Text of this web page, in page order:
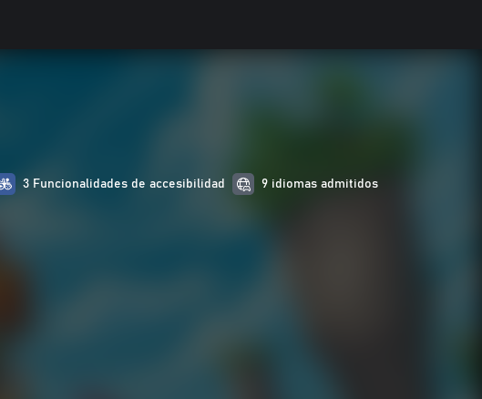
3 Funcionalidades de accesibilidad 9 idiomas admitidos